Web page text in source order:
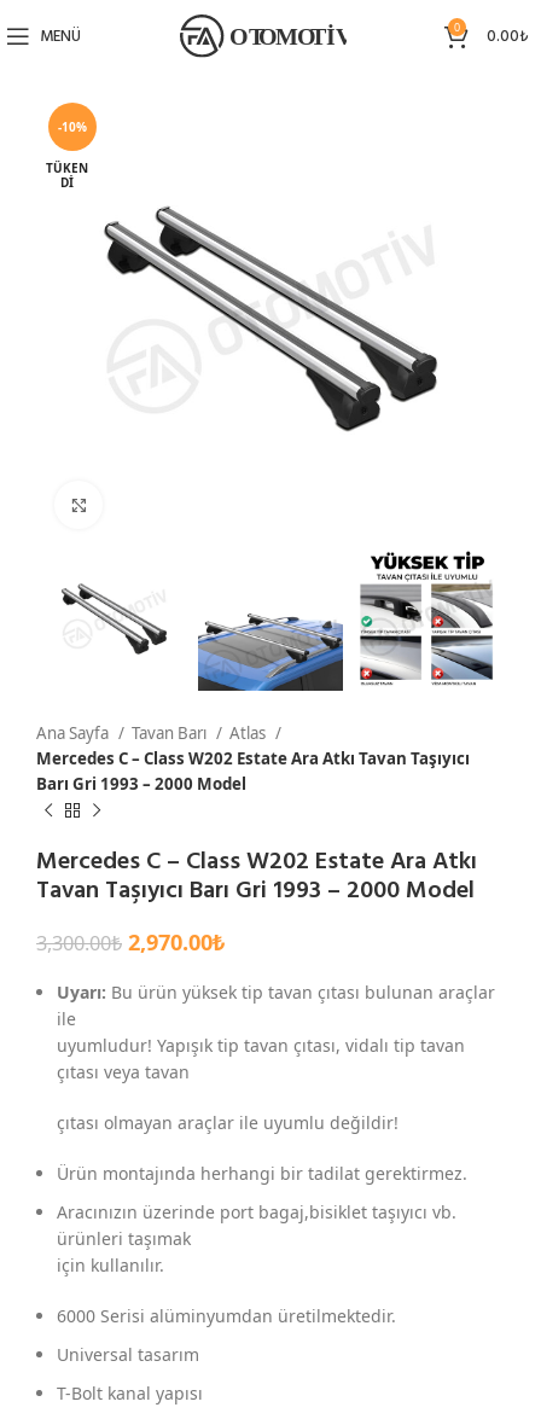
MENÜ 0 0.00₺
-10%
TÜKEN
DI
Ana Sayfa Tavan Barı
Atlas
Mercedes C – Class W202 Estate Ara Atkı Tavan Taşıyıcı
Barı Gri 1993 – 2000 Model
Mercedes C – Class W202 Estate Ara Atkı
Tavan Taşıyıcı Barı Gri 1993 – 2000 Model
3,300.00₺ 2,970.00₺
Uyarı: Bu ürün yüksek tip tavan çıtası bulunan araçlar
ile
uyumludur! Yapışık tip tavan çıtası, vidalı tip tavan
çıtası veya tavan
çıtası olmayan araçlar ile uyumlu değildir!
Ürün montajında herhangi bir tadilat gerektirmez.
Aracınızın üzerinde port bagaj,bisiklet taşıyıcı vb.
ürünleri taşımak
için kullanılır.
6000 Serisi alüminyumdan üretilmektedir.
Universal tasarım
T-Bolt kanal yapısı